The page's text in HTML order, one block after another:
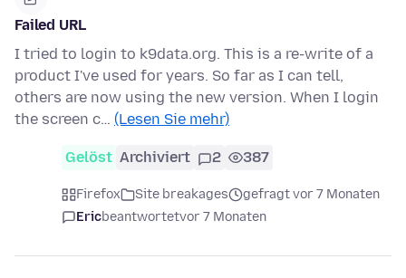
Failed URL
I tried to login to k9data.org. This is a re-write of a
product I've used for years. So far as I can tell,
others are now using the new version. When I login
the screen c… (Lesen Sie mehr)
Gelöst Archiviert 2 387
Firefox Site breakages
gefragt vor 7 Monaten
Ericbeantwortetvor 7 Monaten